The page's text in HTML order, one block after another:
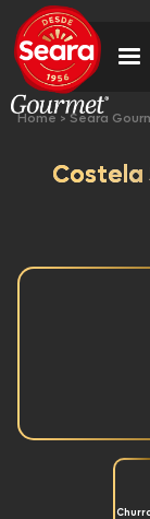
Home>Seara
Costela